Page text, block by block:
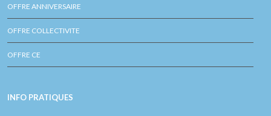
OFFRE ANNIVERSAIRE
OFFRE COLLECTIVITE
OFFRE CE
INFO PRATIQUES